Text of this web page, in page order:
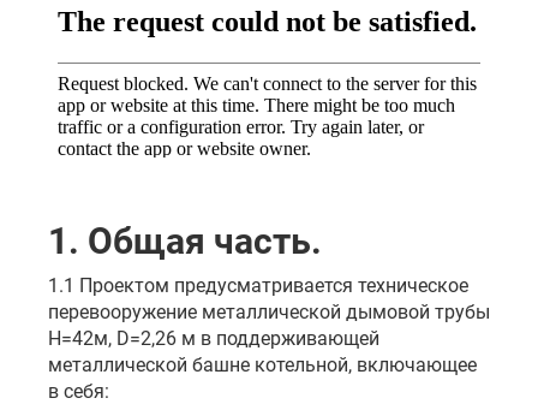
1. Общая часть.
1.1 Проектом предусматривается техническое
перевооружение металлической дымовой трубы
Н=42м, D=2,26 м в поддерживающей
металлической башне котельной, включающее
в себя: